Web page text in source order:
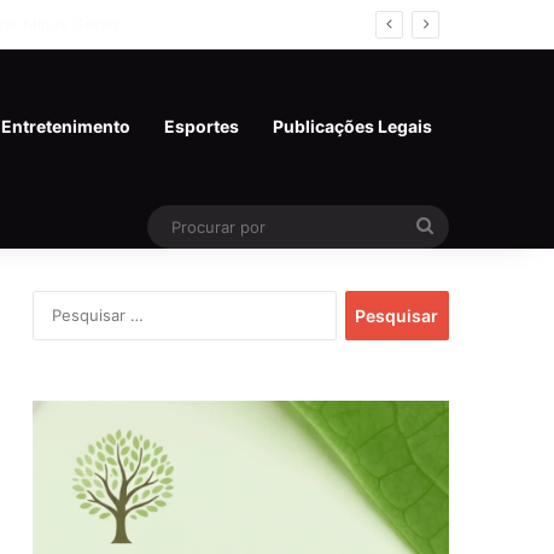
Entretenimento Esportes Publicações Legais
Procurar
por: